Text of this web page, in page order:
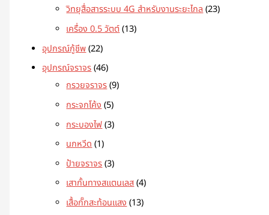
วิทยุสื่อสารระบบ 4G สำหรับงานระยะไกล 23
เครื่อง 0.5 วัตต์ 13
อุปกรณ์กู้ชีพ 22
อุปกรณ์จราจร 46
กรวยจราจร 9
กระจกโค้ง 5
กระบองไฟ 3
นกหวีด 1
ป้ายจราจร 3
เสากั้นทางสแตนเลส 4
เสื้อกั๊กสะท้อนแสง 13